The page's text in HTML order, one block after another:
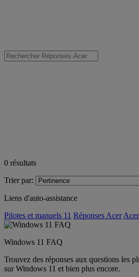
0 résultats
Trier par:
Liens d'auto-assistance
Pilotes et manuels 11 Réponses Acer
Windows 11 FAQ
Trouvez des réponses aux questions les
sur Windows 11 et bien plus encore.